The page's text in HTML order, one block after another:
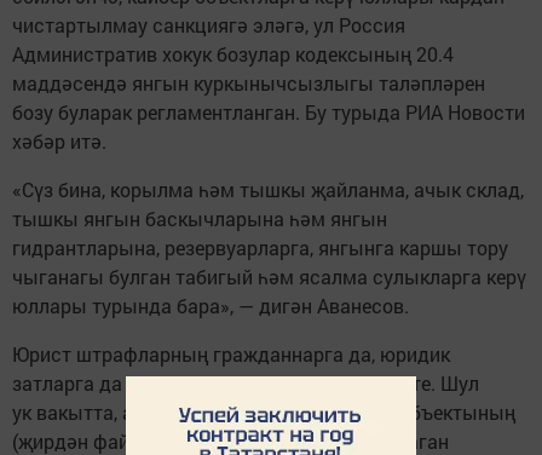
чистартылмау санкциягә эләгә, ул Россия
Административ хокук бозулар кодексының 20.4
маддәсендә янгын куркынычсызлыгы таләпләрен
бозу буларак регламентланган. Бу турыда РИА Новости
хәбәр итә.
«Сүз бина, корылма һәм тышкы җайланма, ачык склад,
тышкы янгын баскычларына һәм янгын
гидрантларына, резервуарларга, янгынга каршы тору
чыганагы булган табигый һәм ясалма сулыкларга керү
юллары турында бара», — дигән Аванесов.
Юрист штрафларның гражданнарга да, юридик
затларга да салынуына игътибарны юнәлтте. Шул
ук вакытта, аның сүзләренчә, хокук бозу субъектының
(җирдән файдаланучы) коммерцияле булмаган